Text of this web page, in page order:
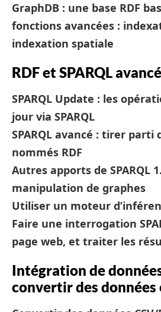
GraphDB : une base RDF
fonctions avancées :
indexation spatiale
RDF et SPARQL avancé
SPARQL Update : les
jour via SPARQL
SPARQL avancé : tirer parti
nommés RDF
Autres apports de SPARQL
manipulation de graphes
Utiliser un moteur
Faire une interrogation
page web, et traiter les
Intégration de
convertir des données